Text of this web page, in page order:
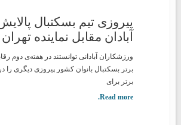
پیروزی تیم بسکتبال
آبادان مقابل نماینده تهران
ورزشکاران آبادانی توانستند در هفته‌ی دوم
برتر بسکتبال بانوان کشور پیروزی دیگری را
برتر برای
Read more.